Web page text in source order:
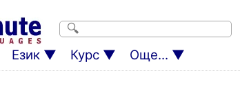
Език Курс Още...